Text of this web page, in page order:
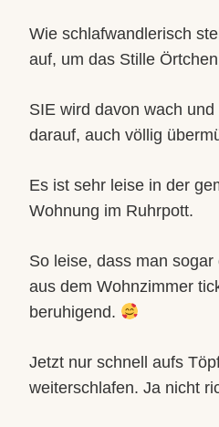
Wie schlafwandlerisch
auf, um das Stille
SIE wird davon wach
darauf, auch völlig
Es ist sehr leise in der
Wohnung im Ruhrpott.
So leise, dass man
aus dem Wohnzimmer
beruhigend.
Jetzt nur schnell aufs
weiterschlafen. Ja nicht